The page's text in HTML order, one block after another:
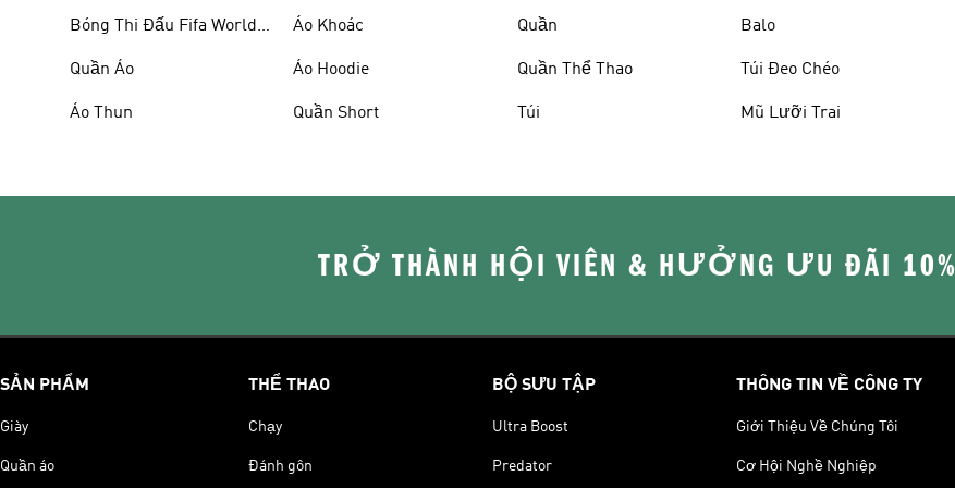
Bóng Thi Đấu Fifa World
Quần Áo
Áo Thun
Áo Khoác
Áo Hoodie
Quần Short
Quần
Quần Thể Thao
Túi
Balo
Túi Đeo Chéo
Mũ Lưỡi Trai
TRỞ THÀNH HỘI VIÊN & HƯỞNG ƯU ĐÃI 10%
SẢN PHẨM
Giày
Quần áo
THỂ THAO
Chạy
Đánh gôn
BỘ SƯU TẬP
Ultra Boost
Predator
THÔNG TIN VỀ CÔNG TY
Giới Thiệu Về Chúng Tôi
Cơ Hội Nghề Nghiệp